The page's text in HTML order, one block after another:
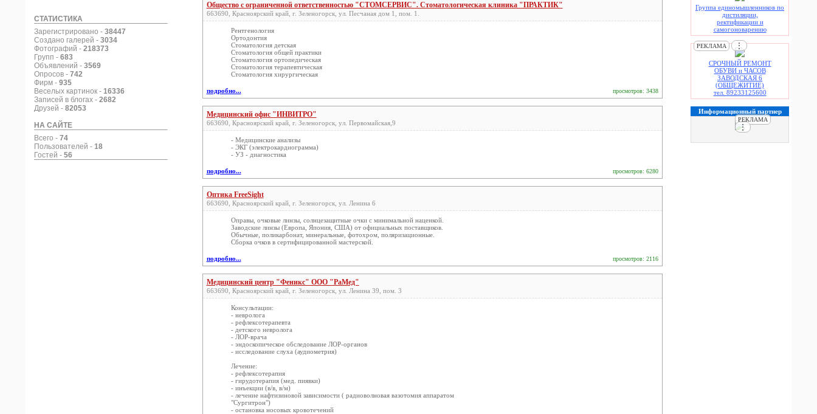
СТАТИСТИКА
Зарегистрировано - 38447
Создано галерей - 3034
Фотографий - 218373
Групп - 683
Объявлений - 3569
Опросов - 742
Фирм - 935
Веселых картинок - 16336
Записей в блогах - 2682
Друзей - 82053
НА САЙТЕ
Всего - 74
Пользователей - 18
Гостей - 56
Общество с ограниченной ответственностью "СТОМСЕРВИС". Стоматологическая клиника "ПРАКТИК"
663690, Красноярский край, г. Зеленогорск, ул. Песчаная дом 1, пом. 1.
Рентгенология
Ортодонтия
Стоматология детская
Стоматология общей практики
Стоматология ортопедическая
Стоматология терапевтическая
Стоматология хирургическая
подробно... просмотров: 3438
Медицинский офис "ИНВИТРО"
663690, Красноярский край, г. Зеленогорск, ул. Первомайская,9
- Медицинские анализы
- ЭКГ (электрокардиограмма)
- УЗ - диагностика
подробно... просмотров: 6280
Оптика FreeSight
663690, Красноярский край, г. Зеленогорск, ул. Ленина 6
Оправы, очковые линзы, солнцезащитные очки с минимальной наценкой.
Заводские линзы (Европа, Япония, США) от официальных поставщиков.
Обычные, поликарбонат, минеральные, фотохром, поляризационные.
Сборка очков в сертифицированной мастерской.
подробно... просмотров: 2116
Медицинский центр "Феникс" ООО "РаМед"
663690, Красноярский край, г. Зеленогорск, ул. Ленина 39, пом. 3
Консультации:
- невролога
- рефлексотерапевта
- детского невролога
- ЛОР-врача
- эндоскопическое обследование ЛОР-органов
- исследование слуха (аудиометрия)
Лечение:
- рефлексотерапия
- гирудотерапия (мед. пиявки)
- инъекции (в/в, в/м)
- лечение нафтизиновой зависимости ( радиоволновая вазотомия аппаратом
"Сургитрон")
- остановка носовых кровотечений
Группа единомышленников по
дистиляции,
ректификации и
самогоноварению
РЕКЛАМА ⋮
СРОЧНЫЙ РЕМОНТ
ОБУВИ и ЧАСОВ
ЗАВОДСКАЯ 6
(ОБЩЕЖИТИЕ)
тел. 89233125600
Информационный партнер
РЕКЛАМА
⋮